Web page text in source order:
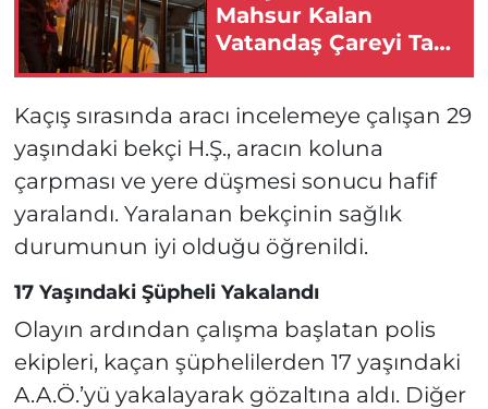
Mahsur Kalan
Vatandaş Çareyi Taş
Kaçış sırasında aracı incelemeye çalışan 29
yaşındaki bekçi H.Ş., aracın koluna
çarpması ve yere düşmesi sonucu hafif
yaralandı. Yaralanan bekçinin sağlık
durumunun iyi olduğu öğrenildi.
17 Yaşındaki Şüpheli Yakalandı
Olayın ardından çalışma başlatan polis
ekipleri, kaçan şüphelilerden 17 yaşındaki
A.A.Ö.’yü yakalayarak gözaltına aldı. Diğer